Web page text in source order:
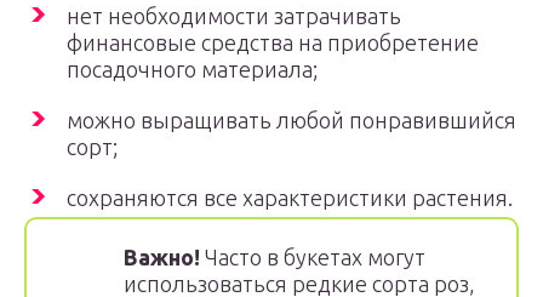
нет необходимости затрачивать
финансовые средства на приобретение
посадочного материала;
можно выращивать любой понравившийся
сорт;
сохраняются все характеристики растения.
Важно! Часто в букетах могут
использоваться редкие сорта роз,